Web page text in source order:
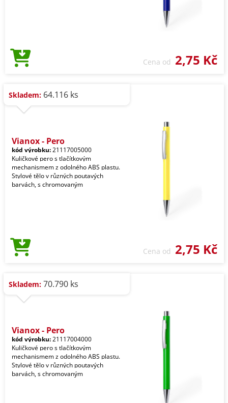
Cena od 2,75 Kč
Skladem: 64.116 ks
Vianox - Pero
kód výrobku:21117005000
Kuličkové pero s tlačítkovým
mechanismem z odolného ABS plastu.
Stylové tělo v různých poutavých
barvách, s chromovaným
Cena od 2,75 Kč
Skladem: 70.790 ks
Vianox - Pero
kód výrobku:21117004000
Kuličkové pero s tlačítkovým
mechanismem z odolného ABS plastu.
Stylové tělo v různých poutavých
barvách, s chromovaným